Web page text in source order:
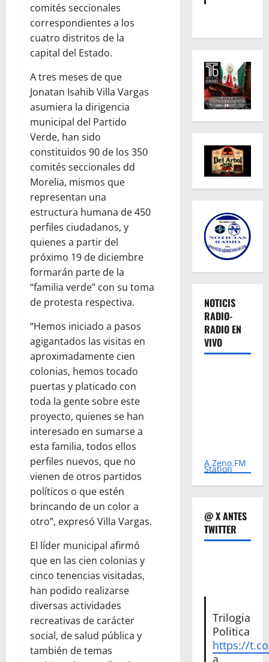
comités seccionales
correspondientes a los
cuatro distritos de la
capital del Estado.
A tres meses de que
Jonatan Isahib Villa Vargas
asumiera la dirigencia
municipal del Partido
Verde, han sido
constituidos 90 de los 350
comités seccionales dd
Morelia, mismos que
representan una
estructura humana de 450
perfiles ciudadanos, y
quienes a partir del
próximo 19 de diciembre
formarán parte de la
“familia verde” con su toma
de protesta respectiva.
“Hemos iniciado a pasos
agigantados las visitas en
aproximadamente cien
colonias, hemos tocado
puertas y platicado con
toda la gente sobre este
proyecto, quienes se han
interesado en sumarse a
esta familia, todos ellos
perfiles nuevos, que no
vienen de otros partidos
políticos o que estén
brincando de un color a
otro”, expresó Villa Vargas.
El líder municipal afirmó
que en las cien colonias y
cinco tenencias visitadas,
han podido realizarse
diversas actividades
recreativas de carácter
social, de salud pública y
también de temas
NOTICIS
RADIO-
RADIO EN
VIVO
A Zeno.FM
Station
@ X ANTES
TWITTER
Trilogia
Politica
https://